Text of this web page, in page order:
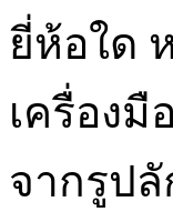
ยี่ห้อใด
เครื่อง
จากรูป